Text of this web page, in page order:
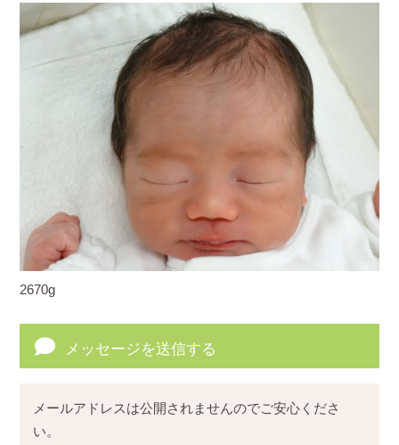
2670g
メッセージを送信する
メールアドレスは公開されませんのでご安心くださ
い。